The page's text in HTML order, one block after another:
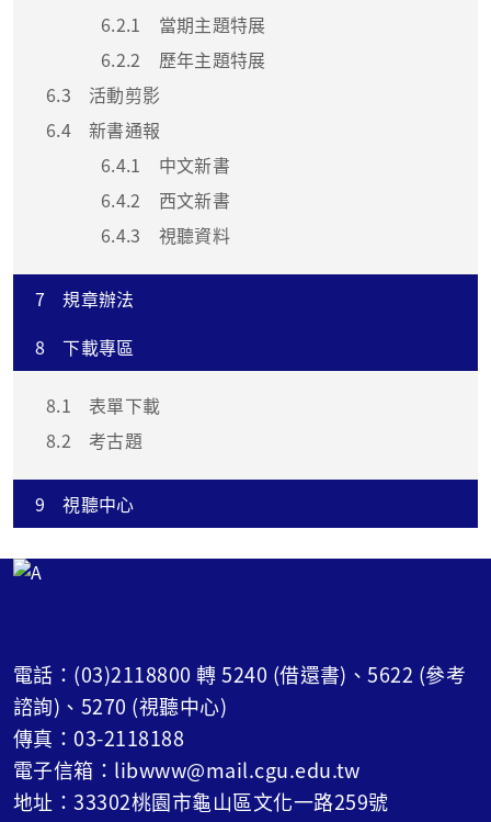
6.2.1
當期主題特展
6.2.2
歷年主題特展
6.3
活動剪影
6.4
新書通報
6.4.1
中文新書
6.4.2
西文新書
6.4.3
視聽資料
7
規章辦法
8
下載專區
8.1
表單下載
8.2
考古題
9 視聽中心
電話：(03)2118800 轉 5240 (借還書)、5622 (參考
諮詢)、5270 (視聽中心)
傳真：03-2118188
電子信箱：libwww@mail.cgu.edu.tw
地址：33302桃園市龜山區文化一路259號